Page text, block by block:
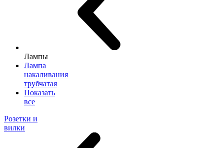
Лампы
Лампа
накаливания
трубчатая
Показать
все
Розетки и
вилки